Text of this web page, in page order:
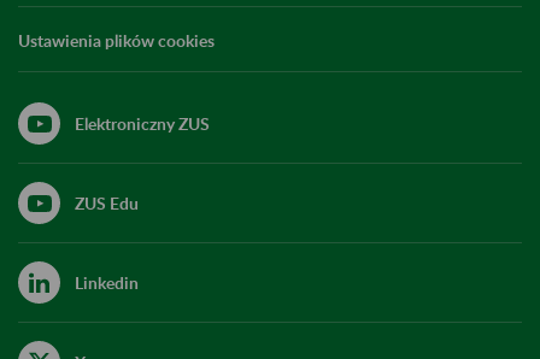
Ustawienia plików cookies
Elektroniczny ZUS
ZUS Edu
Linkedin